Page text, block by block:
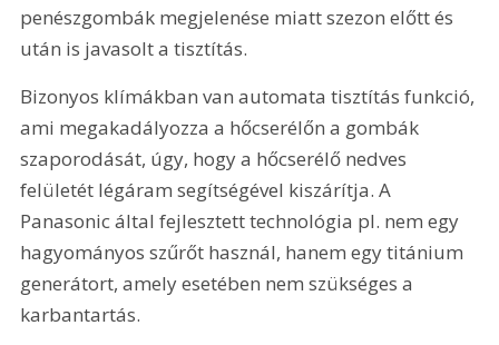
penészgombák megjelenése miatt szezon előtt és
után is javasolt a tisztítás.
Bizonyos klímákban van automata tisztítás funkció,
ami megakadályozza a hőcserélőn a gombák
szaporodását, úgy, hogy a hőcserélő nedves
felületét légáram segítségével kiszárítja. A
Panasonic által fejlesztett technológia pl. nem egy
hagyományos szűrőt használ, hanem egy titánium
generátort, amely esetében nem szükséges a
karbantartás.